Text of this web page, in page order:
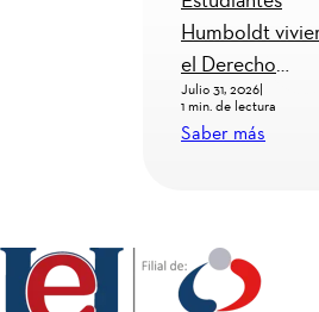
en el Quindío:
necesidad de
investigar para
comprender y
Julio 27, 2026
2 min. de lectura
Saber más